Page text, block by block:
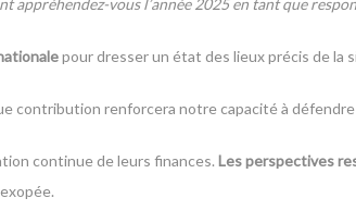
appréhendez-vous l’année 2025 en tant que
pour dresser un état des lieux précis de la
contribution renforcera notre capacité à
continue de leurs finances. Les perspectives
.